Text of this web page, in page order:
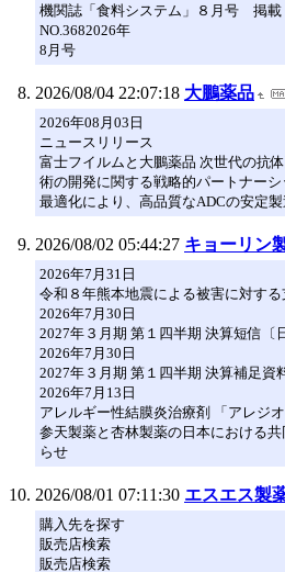
機関誌「食料システム」８月号 掲載
NO.3682026年
8月号
2026/08/04 22:07:18 大鵬薬品
2026年08月03日
ニュースリリース
富士フイルムと大鵬薬品 次世代の抗
術の開発に関する戦略的パートナー
最適化により、高品質なADCの安定
2026/08/02 05:44:27 キョーリン
2026年7月31日
令和８年熊本地震による被害に対す
2026年7月30日
2027年３月期 第１四半期 決算短信〔
2026年7月30日
2027年３月期 第１四半期 決算補足資
2026年7月13日
アレルギー性結膜炎治療剤 「アレジ
参天製薬と杏林製薬の日本における
らせ
2026/08/01 07:11:30 エスエス製
購入先を探す
販売店検索
販売店検索